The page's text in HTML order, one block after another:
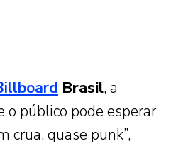
Brasil, a
o público pode esperar
crua, quase punk”,